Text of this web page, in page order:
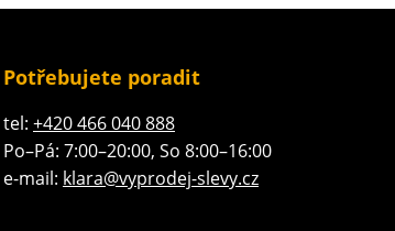
Potřebujete poradit
tel: +420 466 040 888
Po–Pá: 7:00–20:00, So 8:00–16:00
e-mail: klara@vyprodej-slevy.cz